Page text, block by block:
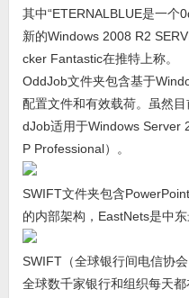
其中“ETERNALBLUE是一个
新的Windows 2008 R2
cker Fantastic在推特上称。
OddJob文件夹包含基于
配置文件和有效载荷。虽然
dJob适用于Windows Server
P Professional）。
SWIFT文件夹包含
的内部架构，EastNets是中
SWIFT（全球银行间电信协
全球数千家银行和组织每天都